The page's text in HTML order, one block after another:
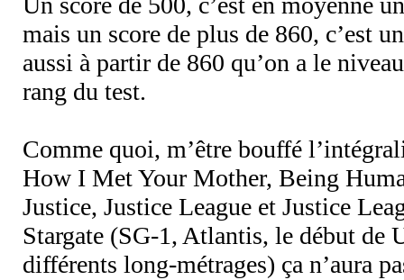
mais un score de plus de 860, c’est
aussi à partir de 860 qu’on a le
rang du test.
Comme quoi, m’être bouffé
How I Met Your Mother, Being
Justice, Justice League et Justice
Stargate (SG-1, Atlantis, le début de
différents long-métrages) ça n’aura